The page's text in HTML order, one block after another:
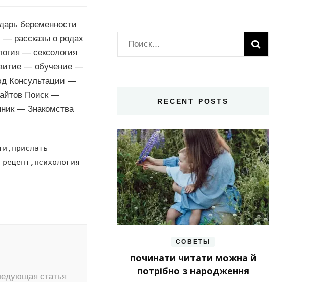
беременности
рассказы о родах
— сексология
— обучение —
Консультации —
Поиск —
— Знакомства
статья
Найти:
RECENT POSTS
СОВЕТЫ
починати читати можна й
потрібно з народження